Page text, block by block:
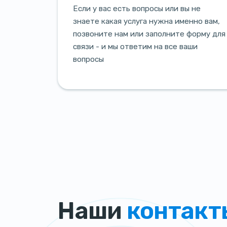
Если у вас есть вопросы или вы не
знаете какая услуга нужна именно вам,
позвоните нам или заполните форму для
связи - и мы ответим на все ваши
вопросы
Наши